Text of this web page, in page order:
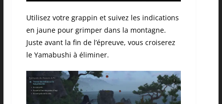
Utilisez votre grappin et suivez les indications
en jaune pour grimper dans la montagne.
Juste avant la fin de l’épreuve, vous croiserez
le Yamabushi à éliminer.